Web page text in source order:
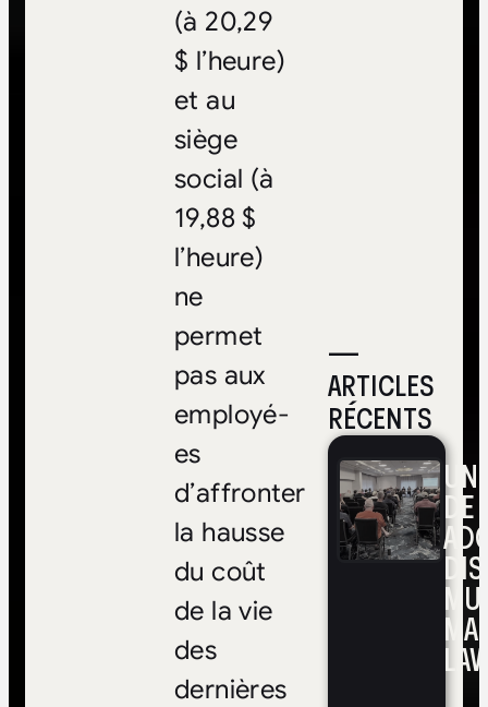
—
ARTICLES
RÉCENTS
DE
(à 20,29
$ l’heure)
et au
siège
social (à
19,88 $
l’heure)
ne
permet
pas aux
employé-
es
d’affronter
la hausse
du coût
de la vie
des
dernières